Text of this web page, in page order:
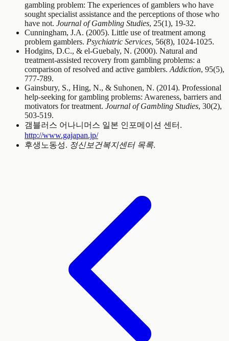
gambling problem: The experiences of gamblers who have
sought specialist assistance and the perceptions of those who
have not. Journal of Gambling Studies, 25(1), 19-32.
Cunningham, J.A. (2005). Little use of treatment among
problem gamblers. Psychiatric Services, 56(8), 1024-1025.
Hodgins, D.C., & el-Guebaly, N. (2000). Natural and
treatment-assisted recovery from gambling problems: a
comparison of resolved and active gamblers. Addiction, 95(5),
777-789.
Gainsbury, S., Hing, N., & Suhonen, N. (2014). Professional
help-seeking for gambling problems: Awareness, barriers and
motivators for treatment. Journal of Gambling Studies, 30(2),
503-519.
갬블러스 어나니머스 일본 인포메이션 센터.
http://www.gajapan.jp/
후생노동성. 정신보건복지센터 목록.